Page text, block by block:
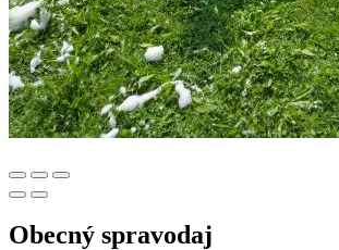
Obecný spravodaj